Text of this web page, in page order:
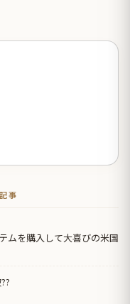
事
ムを購入して大喜びの米国